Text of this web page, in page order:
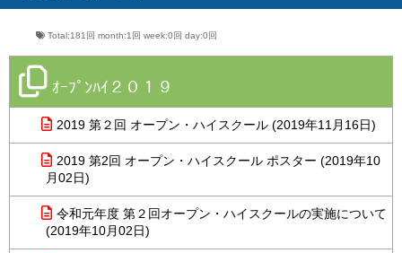
Total:181回 month:1回 week:0回 day:0回
ｵｰﾌﾟﾝﾊｲ２０１９
2019 第２回 オープン・ハイスクール (2019年11月16日)
2019 第2回 オープン・ハイスクール ポスター (2019年10
月02日)
令和元年度 第２回オープン・ハイスクールの実施について
(2019年10月02日)